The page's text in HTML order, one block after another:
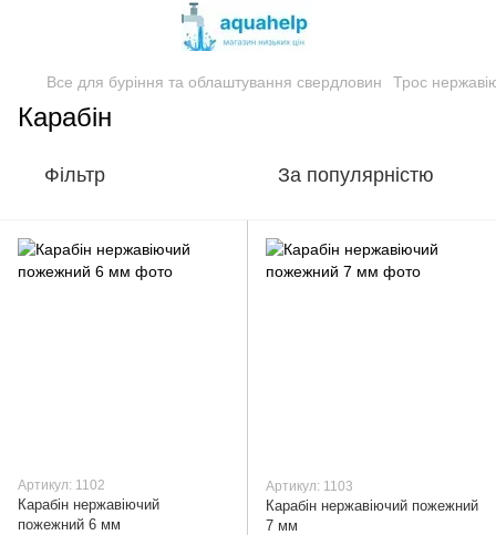
Все для буріння та облаштування свердловин Трос
Карабін
Фільтр За популярністю
Артикул: 1102
Карабін нержавіючий
пожежний 6 мм
Артикул: 1103
Карабін нержавіючий пожежний
7 мм